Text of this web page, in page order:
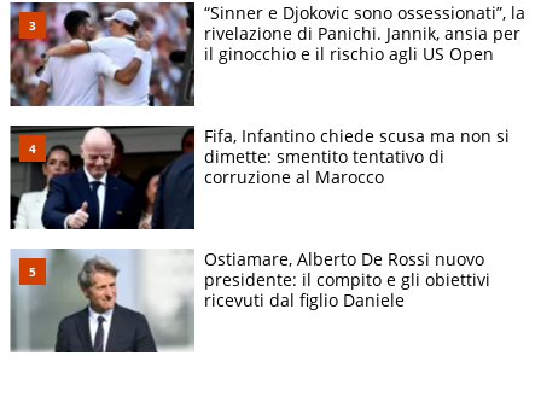
“Sinner e Djokovic sono ossessionati”, la
rivelazione di Panichi. Jannik, ansia per
il ginocchio e il rischio agli US Open
Fifa, Infantino chiede scusa ma non si
dimette: smentito tentativo di
corruzione al Marocco
Ostiamare, Alberto De Rossi nuovo
presidente: il compito e gli obiettivi
ricevuti dal figlio Daniele